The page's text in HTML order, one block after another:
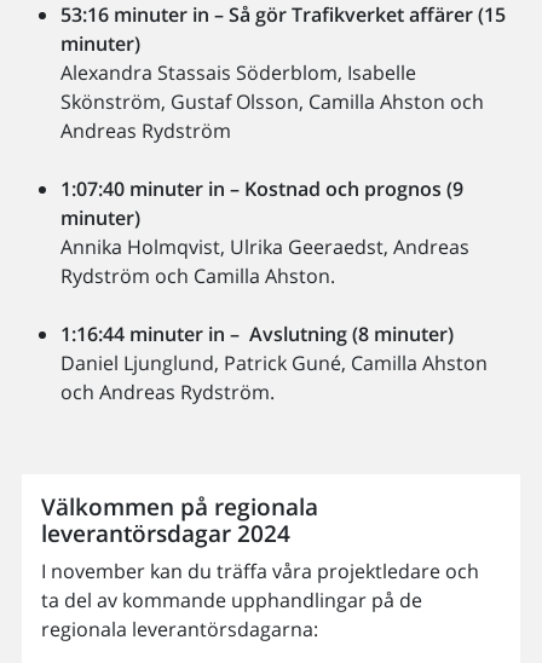
53:16 minuter in – Så gör Trafikverket affärer (15
minuter)
Alexandra Stassais Söderblom, Isabelle
Skönström, Gustaf Olsson, Camilla Ahston och
Andreas Rydström
1:07:40 minuter in – Kostnad och prognos (9
minuter)
Annika Holmqvist, Ulrika Geeraedst, Andreas
Rydström och Camilla Ahston.
1:16:44 minuter in – Avslutning (8 minuter)
Daniel Ljunglund, Patrick Guné, Camilla Ahston
och Andreas Rydström.
Välkommen på regionala
leverantörsdagar 2024
I november kan du träffa våra projektledare och
ta del av kommande upphandlingar på de
regionala leverantörsdagarna: